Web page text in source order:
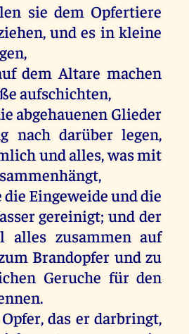
sie dem Opfertiere
und es in kleine
dem Altare machen
aufschichten,
abgehauenen Glieder
nach darüber legen,
und alles, was mit
die Eingeweide und die
gereinigt; und der
alles zusammen auf
Brandopfer und zu
Geruche für den
das er darbringt,